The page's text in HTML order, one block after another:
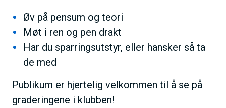
Øv på pensum og teori
Møt i ren og pen drakt
Har du sparringsutstyr, eller hansker så ta
de med
Publikum er hjertelig velkommen til å se på
graderingene i klubben!